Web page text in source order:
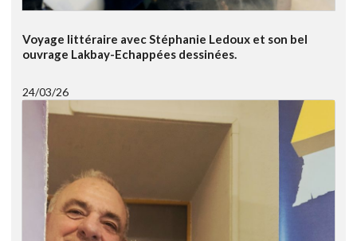
Voyage littéraire avec Stéphanie Ledoux et son bel
ouvrage Lakbay-Echappées dessinées.
24/03/26